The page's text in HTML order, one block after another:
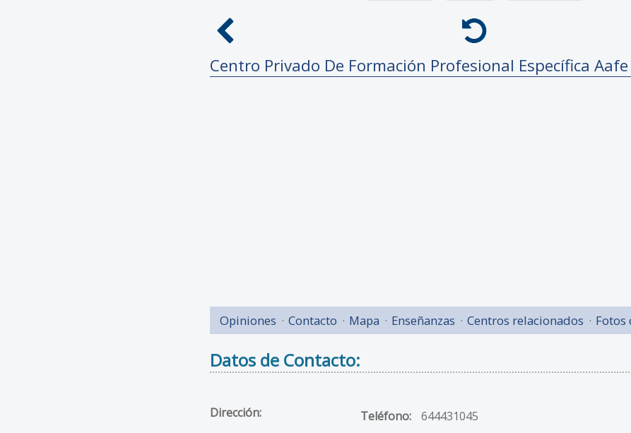
Centro Privado De Formación Profesional Específica
Opiniones Contacto Mapa Enseñanzas Centros relacionados Fotos
Datos de Contacto:
Dirección:
Teléfono: 644431045